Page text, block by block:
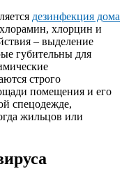
дезинфекция дома
хлорцин и
– выделение
губительны для
строго
помещения и его
спецодежде,
жильцов или